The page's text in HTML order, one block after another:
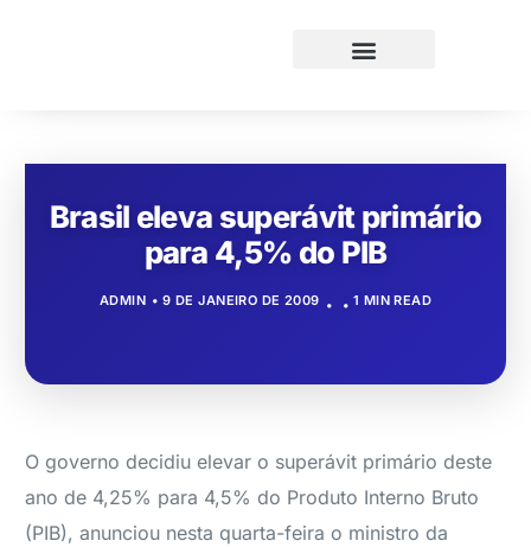
Brasil eleva superávit primário
para 4,5% do PIB
ADMIN 9 DE JANEIRO DE 2009 1 MIN READ
O governo decidiu elevar o superávit primário deste
ano de 4,25% para 4,5% do Produto Interno Bruto
(PIB), anunciou nesta quarta-feira o ministro da